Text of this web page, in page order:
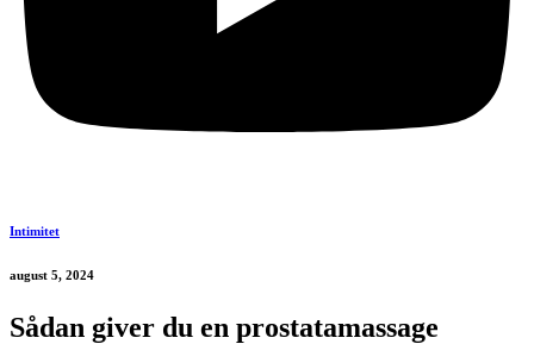
Intimitet
august 5, 2024
Sådan giver du en prostatamassage